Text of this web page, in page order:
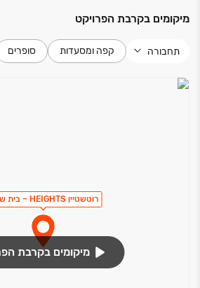
מיקומים בקרבת הפרויקט
תחבורה קפה ומסעדות סופרים
רוטשטיין HEIGHTS – בית שמש
מיקומים בקרבת